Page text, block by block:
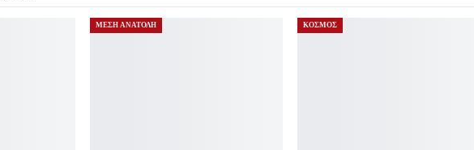
ΜΕΣΗ ΑΝΑΤΟΛΗ ΚΟΣΜΟΣ